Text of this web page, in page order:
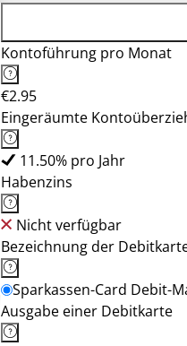
Kontoführung pro Monat
€2.95
Eingeräumte
11.50% pro Jahr
Habenzins
Nicht verfügbar
Bezeichnung der
Sparkassen-Card Debit-
Ausgabe einer Debitkarte